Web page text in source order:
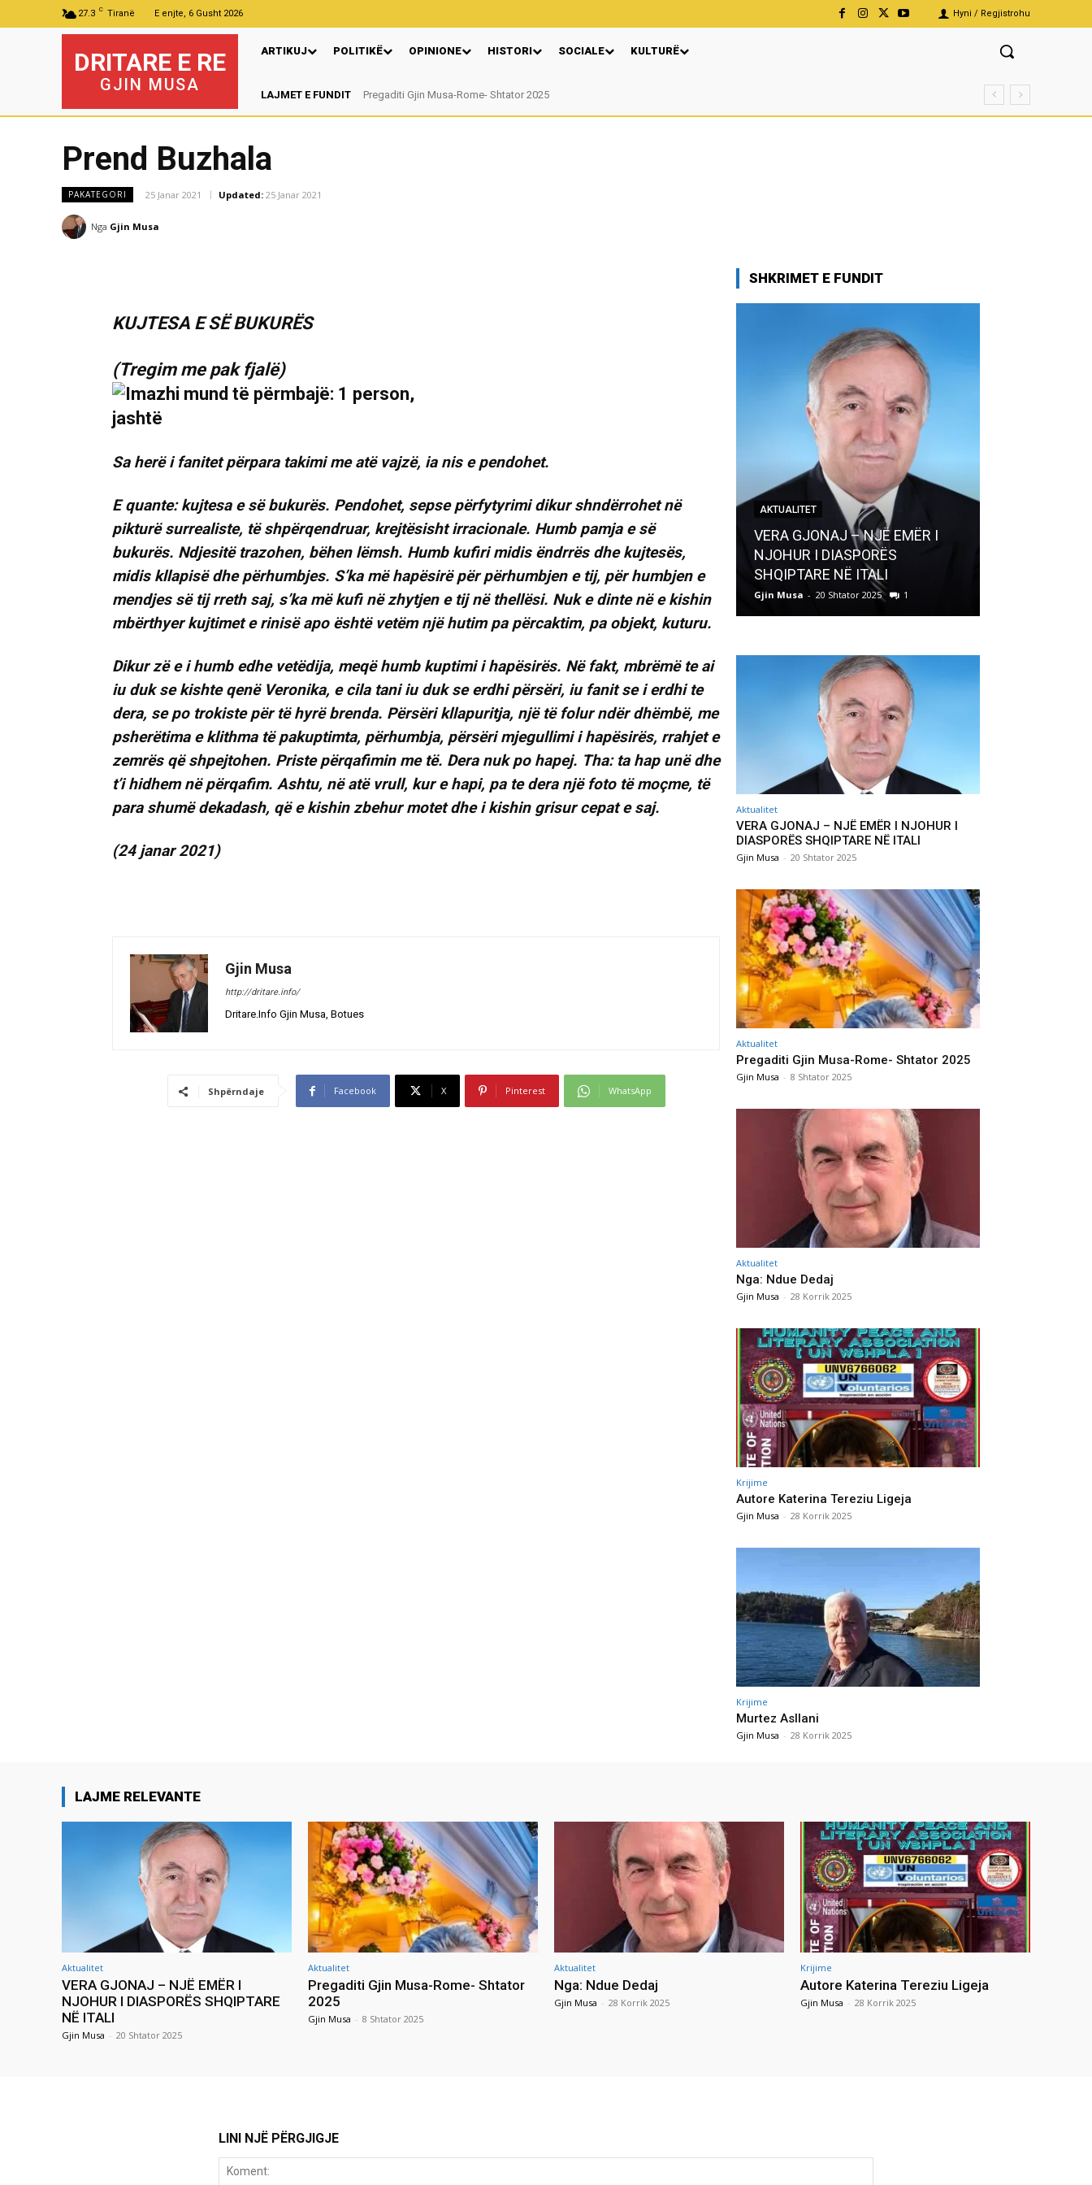
27.3 C Tiranë E enjte, 6 Gusht 2026 Hyni / Regjistrohu
DRITARE E RE
GJIN MUSA
ARTIKUJ POLITIKË OPINIONE HISTORI SOCIALE KULTURË
LAJMET E FUNDIT Pregaditi Gjin Musa-Rome- Shtator 2025
Nga: Ndue Dedaj
Prend Buzhala
PAKATEGORI 25 Janar 2021 Updated: 25 Janar 2021
Nga Gjin Musa
KUJTESA E SË BUKURËS
(Tregim me pak fjalë)
Sa herë i fanitet përpara takimi me atë vajzë, ia nis e pendohet.
E quante: kujtesa e së bukurës. Pendohet, sepse përfytyrimi dikur shndërrohet në
pikturë surrealiste, të shpërqendruar, krejtësisht irracionale. Humb pamja e së
bukurës. Ndjesitë trazohen, bëhen lëmsh. Humb kufiri midis ëndrrës dhe kujtesës,
midis kllapisë dhe përhumbjes. S’ka më hapësirë për përhumbjen e tij, për humbjen e
mendjes së tij rreth saj, s’ka më kufi në zhytjen e tij në thellësi. Nuk e dinte në e kishin
mbërthyer kujtimet e rinisë apo është vetëm një hutim pa përcaktim, pa objekt, kuturu.
Dikur zë e i humb edhe vetëdija, meqë humb kuptimi i hapësirës. Në fakt, mbrëmë te ai
iu duk se kishte qenë Veronika, e cila tani iu duk se erdhi përsëri, iu fanit se i erdhi te
dera, se po trokiste për të hyrë brenda. Përsëri kllapuritja, një të folur ndër dhëmbë, me
psherëtima e klithma të pakuptimta, përhumbja, përsëri mjegullimi i hapësirës, rrahjet e
zemrës që shpejtohen. Priste përqafimin me të. Dera nuk po hapej. Tha: ta hap unë dhe
t’i hidhem në përqafim. Ashtu, në atë vrull, kur e hapi, pa te dera një foto të moçme, të
para shumë dekadash, që e kishin zbehur motet dhe i kishin grisur cepat e saj.
(24 janar 2021)
Gjin Musa
http://dritare.info/
Dritare.Info Gjin Musa, Botues
Shpërndaje Facebook X Pinterest WhatsApp
SHKRIMET E FUNDIT
AKTUALITET
VERA GJONAJ – NJË EMËR I
NJOHUR I DIASPORËS
SHQIPTARE NË ITALI
Gjin Musa - 20 Shtator 2025 1
Aktualitet
VERA GJONAJ – NJË EMËR I NJOHUR I
DIASPORËS SHQIPTARE NË ITALI
Gjin Musa - 20 Shtator 2025
Aktualitet
Pregaditi Gjin Musa-Rome- Shtator 2025
Gjin Musa - 8 Shtator 2025
Aktualitet
Nga: Ndue Dedaj
Gjin Musa - 28 Korrik 2025
Krijime
Autore Katerina Tereziu Ligeja
Gjin Musa - 28 Korrik 2025
Krijime
Murtez Asllani
Gjin Musa - 28 Korrik 2025
LAJME RELEVANTE
Aktualitet
VERA GJONAJ – NJË EMËR I
NJOHUR I DIASPORËS SHQIPTARE
NË ITALI
Gjin Musa - 20 Shtator 2025
Aktualitet
Pregaditi Gjin Musa-Rome- Shtator
2025
Gjin Musa - 8 Shtator 2025
Aktualitet
Nga: Ndue Dedaj
Gjin Musa - 28 Korrik 2025
Krijime
Autore Katerina Tereziu Ligeja
Gjin Musa - 28 Korrik 2025
LINI NJË PËRGJIGJE